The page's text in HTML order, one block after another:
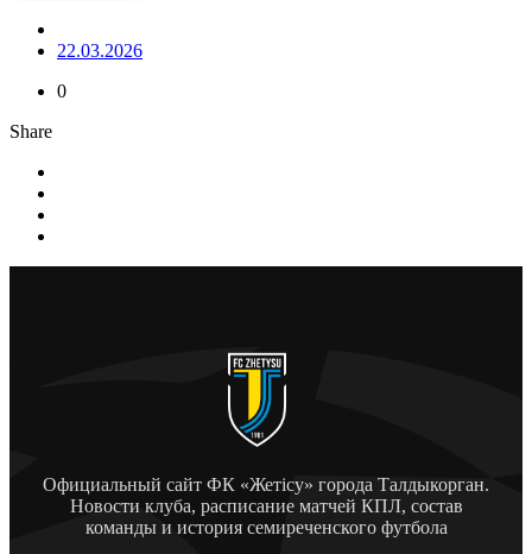
22.03.2026
0
Share
Официальный сайт ФК «Жетісу» города Талдыкорган.
Новости клуба, расписание матчей КПЛ, состав
команды и история семиреченского футбола